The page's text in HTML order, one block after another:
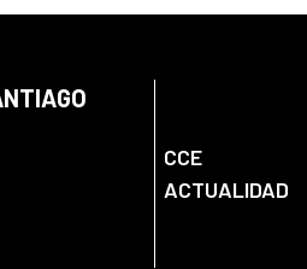
CCE
ACTUALIDAD